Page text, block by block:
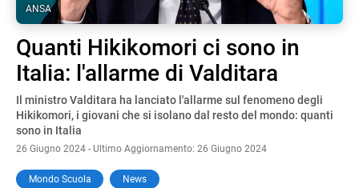
ANSA
Quanti Hikikomori ci sono in
Italia: l'allarme di Valditara
Il ministro Valditara ha lanciato l'allarme sul fenomeno degli
Hikikomori, i giovani che si isolano dal resto del mondo: quanti
sono in Italia
26 Giugno 2024 - Ultimo Aggiornamento: 26 Giugno 2024
Mondo Scuola News